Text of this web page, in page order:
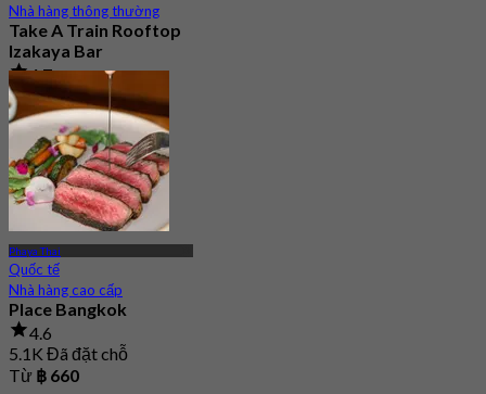
Nhà hàng thông thường
Take A Train Rooftop
Izakaya Bar
4.7
473 Đã đặt chỗ
Từ฿ 674.25
Phaya Thai
Quốc tế
Nhà hàng cao cấp
Place Bangkok
4.6
5.1K Đã đặt chỗ
Từ ฿ 660